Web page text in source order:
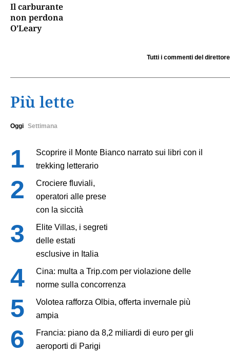
Il carburante
non perdona
O’Leary
Tutti i commenti del direttore
Più lette
Oggi Settimana
Scoprire il Monte Bianco narrato sui libri con il
trekking letterario
Crociere fluviali,
operatori alle prese
con la siccità
Elite Villas, i segreti
delle estati
esclusive in Italia
Cina: multa a Trip.com per violazione delle
norme sulla concorrenza
Volotea rafforza Olbia, offerta invernale più
ampia
Francia: piano da 8,2 miliardi di euro per gli
aeroporti di Parigi